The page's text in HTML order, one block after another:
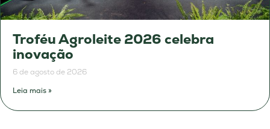
Troféu Agroleite 2026 celebra
inovação
6 de agosto de 2026
Leia mais »